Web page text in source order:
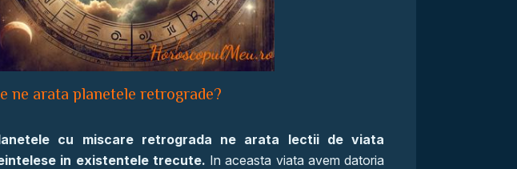
ne arata planetele retrograde?
cu miscare retrograda ne arata lectii de viata
in existentele trecute. In aceasta viata avem datoria